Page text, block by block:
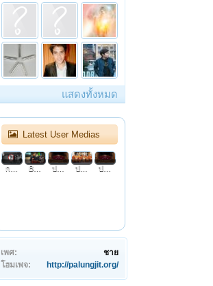
แสดงทั้งหมด
Latest User Medias
เพศ:
ชาย
โฮมเพจ:
http://palungjit.org/